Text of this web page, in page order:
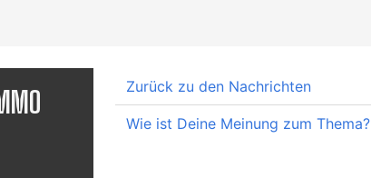
Zurück zu den Nachrichten
Wie ist Deine Meinung zum Thema?